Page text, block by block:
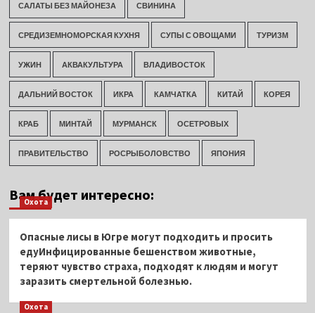
САЛАТЫ БЕЗ МАЙОНЕЗА СВИНИНА
СРЕДИЗЕМНОМОРСКАЯ КУХНЯ СУПЫ С ОВОЩАМИ ТУРИЗМ
УЖИН АКВАКУЛЬТУРА ВЛАДИВОСТОК
ДАЛЬНИЙ ВОСТОК ИКРА КАМЧАТКА КИТАЙ КОРЕЯ
КРАБ МИНТАЙ МУРМАНСК ОСЕТРОВЫХ
ПРАВИТЕЛЬСТВО РОСРЫБОЛОВСТВО ЯПОНИЯ
Вам будет интересно:
Охота
Опасные лисы в Югре могут подходить и просить
едуИнфицированные бешенством животные,
теряют чувство страха, подходят к людям и могут
заразить смертельной болезнью.
Охота